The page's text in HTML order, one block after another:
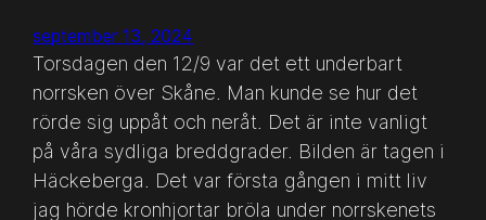
september 13, 2024
Torsdagen den 12/9 var det ett underbart
norrsken över Skåne. Man kunde se hur det
rörde sig uppåt och neråt. Det är inte vanligt
på våra sydliga breddgrader. Bilden är tagen i
Häckeberga. Det var första gången i mitt liv
jag hörde kronhjortar bröla under norrskenets